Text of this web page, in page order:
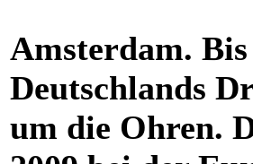
Amsterdam.
Deutschlands
um die Ohren.